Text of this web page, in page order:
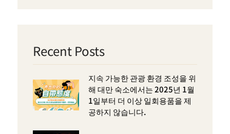
Recent Posts
지속 가능한 관광 환경 조성을 위
해 대만 숙소에서는 2025년 1월
1일부터 더 이상 일회용품을 제
공하지 않습니다.